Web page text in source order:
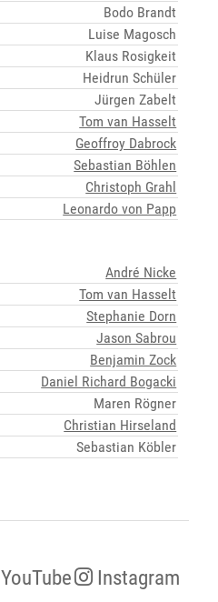
Bodo Brandt
Luise Magosch
Klaus Rosigkeit
Heidrun Schüler
Jürgen Zabelt
Tom van Hasselt
Geoffroy Dabrock
Sebastian Böhlen
Christoph Grahl
Leonardo von Papp
André Nicke
Tom van Hasselt
Stephanie Dorn
Jason Sabrou
Benjamin Zock
Daniel Richard Bogacki
Maren Rögner
Christian Hirseland
Sebastian Köbler
YouTube Instagram